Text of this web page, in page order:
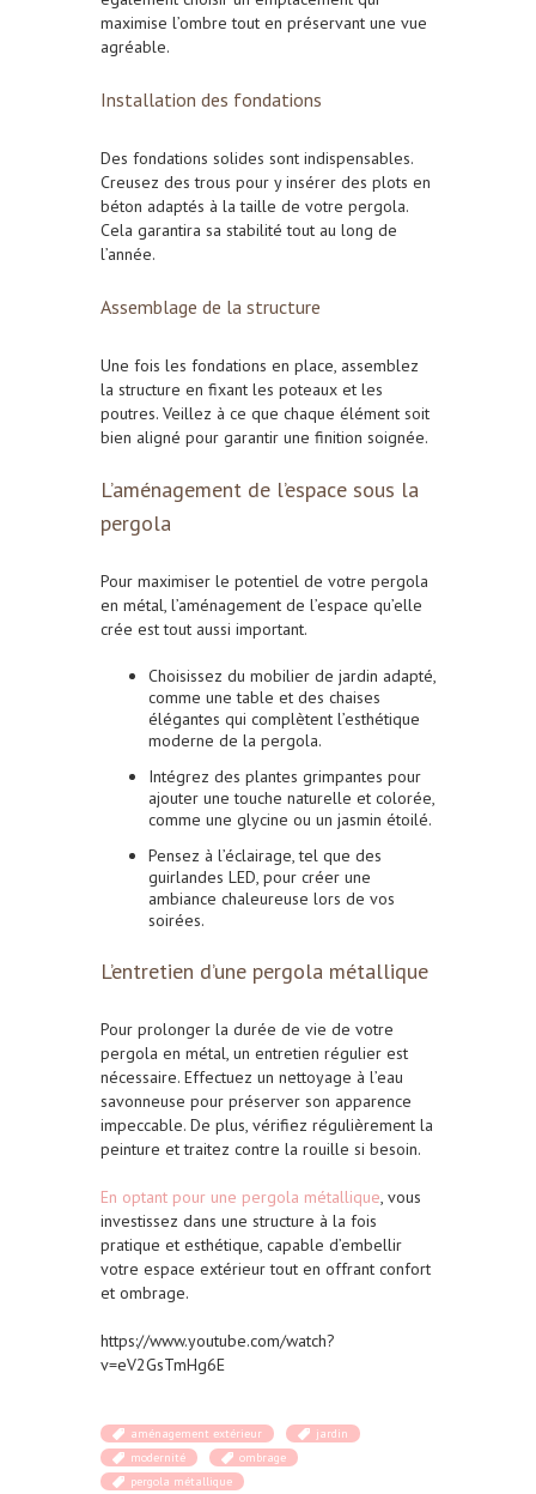
maximise l’ombre tout en préservant une vue
agréable.
Installation des fondations
Des fondations solides sont indispensables.
Creusez des trous pour y insérer des plots en
béton adaptés à la taille de votre pergola.
Cela garantira sa stabilité tout au long de
l’année.
Assemblage de la structure
Une fois les fondations en place, assemblez
la structure en fixant les poteaux et les
poutres. Veillez à ce que chaque élément soit
bien aligné pour garantir une finition soignée.
L’aménagement de l’espace sous la
pergola
Pour maximiser le potentiel de votre pergola
en métal, l’aménagement de l’espace qu’elle
crée est tout aussi important.
Choisissez du mobilier de jardin adapté,
comme une table et des chaises
élégantes qui complètent l’esthétique
moderne de la pergola.
Intégrez des plantes grimpantes pour
ajouter une touche naturelle et colorée,
comme une glycine ou un jasmin étoilé.
Pensez à l’éclairage, tel que des
guirlandes LED, pour créer une
ambiance chaleureuse lors de vos
soirées.
L’entretien d’une pergola métallique
Pour prolonger la durée de vie de votre
pergola en métal, un entretien régulier est
nécessaire. Effectuez un nettoyage à l’eau
savonneuse pour préserver son apparence
impeccable. De plus, vérifiez régulièrement la
peinture et traitez contre la rouille si besoin.
En optant pour une pergola métallique, vous
investissez dans une structure à la fois
pratique et esthétique, capable d’embellir
votre espace extérieur tout en offrant confort
et ombrage.
https://www.youtube.com/watch?
v=eV2GsTmHg6E
aménagement extérieur
jardin
modernité
ombrage
pergola métallique